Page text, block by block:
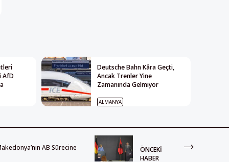
AfD
Deutsche Bahn Kâra Geçti,
Ancak Trenler Yine
Zamanında Gelmiyor
ALMANYA
AB Sürecine
ÖNCEKI
HABER